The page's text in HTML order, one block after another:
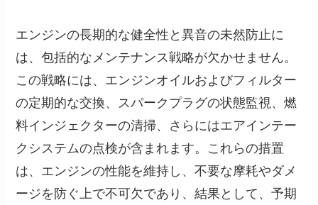
エンジンの長期的な健全性と異音の未然防止に
は、包括的なメンテナンス戦略が欠かせません。
この戦略には、エンジンオイルおよびフィルター
の定期的な交換、スパークプラグの状態監視、燃
料インジェクターの清掃、さらにはエアインテー
クシステムの点検が含まれます。これらの措置
は、エンジンの性能を維持し、不要な摩耗やダメ
ージを防ぐ上で不可欠であり、結果として、予期